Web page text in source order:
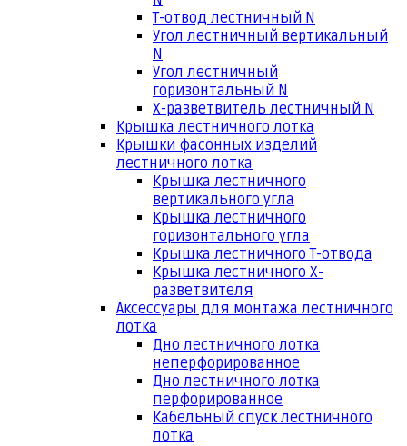
Т-отвод лестничный N
Угол лестничный вертикальный
N
Угол лестничный
горизонтальный N
Х-разветвитель лестничный N
Крышка лестничного лотка
Крышки фасонных изделий
лестничного лотка
Крышка лестничного
вертикального угла
Крышка лестничного
горизонтального угла
Крышка лестничного Т-отвода
Крышка лестничного Х-
разветвителя
Аксессуары для монтажа лестничного
лотка
Дно лестничного лотка
неперфорированное
Дно лестничного лотка
перфорированное
Кабельный спуск лестничного
лотка